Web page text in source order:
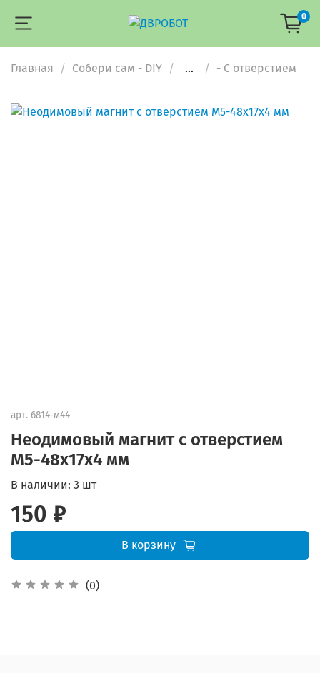
0
Главная Собери сам - DIY ... - С отверстием
арт. 6814-м44
Неодимовый магнит с отверстием
М5-48х17х4 мм
(0)
В наличии: 3 шт
150 ₽
В корзину